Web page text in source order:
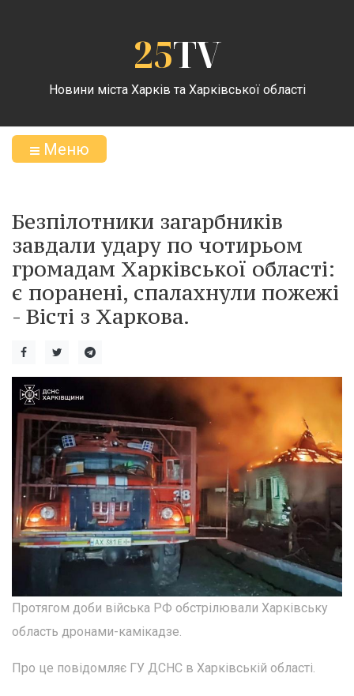
25TV
Новини міста Харків та Харківської області
Меню
Безпілотники загарбників
завдали удару по чотирьом
громадам Харківської області:
є поранені, спалахнули пожежі
- Вісті з Харкова.
Протягом доби війська РФ обстрілювали Харківську
область дронами-камікадзе.
Про це повідомляє ГУ ДСНС в Харківській області.